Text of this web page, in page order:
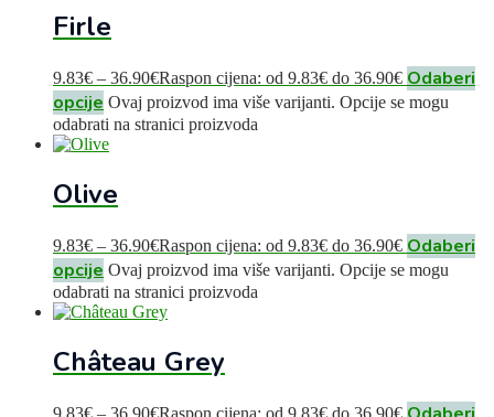
Firle
9.83€ – 36.90€Raspon cijena: od 9.83€ do 36.90€ Odaberi
opcije Ovaj proizvod ima više varijanti. Opcije se mogu
odabrati na stranici proizvoda
Olive
9.83€ – 36.90€Raspon cijena: od 9.83€ do 36.90€ Odaberi
opcije Ovaj proizvod ima više varijanti. Opcije se mogu
odabrati na stranici proizvoda
Château Grey
9.83€ – 36.90€Raspon cijena: od 9.83€ do 36.90€